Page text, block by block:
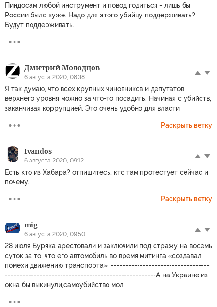
Пиндосам любой инструмент и повод годиться - лишь бы
России было хуже. Надо для этого убийцу поддерживать?
Будут поддерживать.
Дмитрий Молодцов
6 августа 2020, 08:38
Я так думаю, что всех крупных чиновников и депутатов
верхнего уровня можно за что-то посадить. Начиная с убийств,
заканчивая коррупцией. Это очень удобно для власти
Раскрыть ветку
Ivandos
6 августа 2020, 09:12
Есть кто из Хабара? отпишитесь, кто там протестует сейчас и
почему.
Раскрыть ветку
mig
6 августа 2020, 09:50
28 июля Буряка арестовали и заключили под стражу на восемь
суток за то, что его автомобиль во время митинга «создавал
помехи движению транспорта». ----------------------------------
----------------------------------------------------А на Украине из
окна бы выкинули,самоубийство мол.